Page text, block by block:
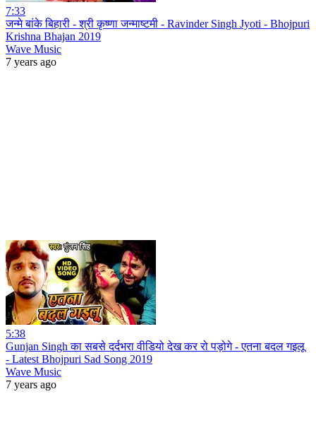
7:33
जन्मे बांके बिहारी - श्री कृष्णा जन्माष्टमी - Ravinder Singh Jyoti - Bhojpuri
Krishna Bhajan 2019
Wave Music
7 years ago
5:38
Gunjan Singh का सबसे दर्दभरा वीडियो देख कर रो पड़ोगे - एतना बदल गइलू
- Latest Bhojpuri Sad Song 2019
Wave Music
7 years ago